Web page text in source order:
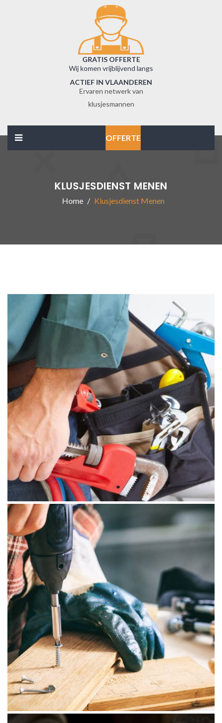
GRATIS OFFERTE
Wij komen vrijblijvend langs
ACTIEF IN VLAANDEREN
Ervaren netwerk van
klusjesmannen
OFFERTE
KLUSJESDIENST MENEN
Home Klusjesdienst Menen